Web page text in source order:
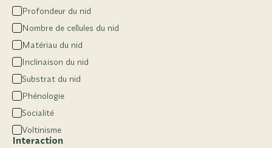
Profondeur du nid
Nombre de cellules du nid
Matériau du nid
Inclinaison du nid
Substrat du nid
Phénologie
Socialité
Voltinisme
Interaction